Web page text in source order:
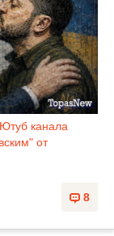
канала
от
8